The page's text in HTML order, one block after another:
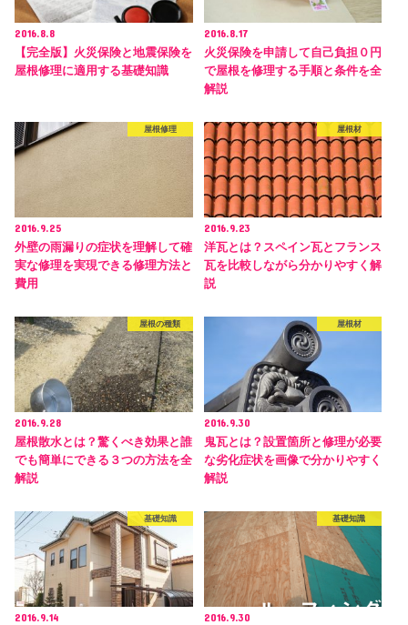
2016.8.8
【完全版】火災保険と地震保険を
屋根修理に適用する基礎知識
2016.8.17
火災保険を申請して自己負担０円
で屋根を修理する手順と条件を全
解説
屋根修理
2016.9.25
外壁の雨漏りの症状を理解して確
実な修理を実現できる修理方法と
費用
屋根材
2016.9.23
洋瓦とは？スペイン瓦とフランス
瓦を比較しながら分かりやすく解
説
屋根の種類
2016.9.28
屋根散水とは？驚くべき効果と誰
でも簡単にできる３つの方法を全
解説
屋根材
2016.9.30
鬼瓦とは？設置箇所と修理が必要
な劣化症状を画像で分かりやすく
解説
基礎知識
2016.9.14
基礎知識
2016.9.30